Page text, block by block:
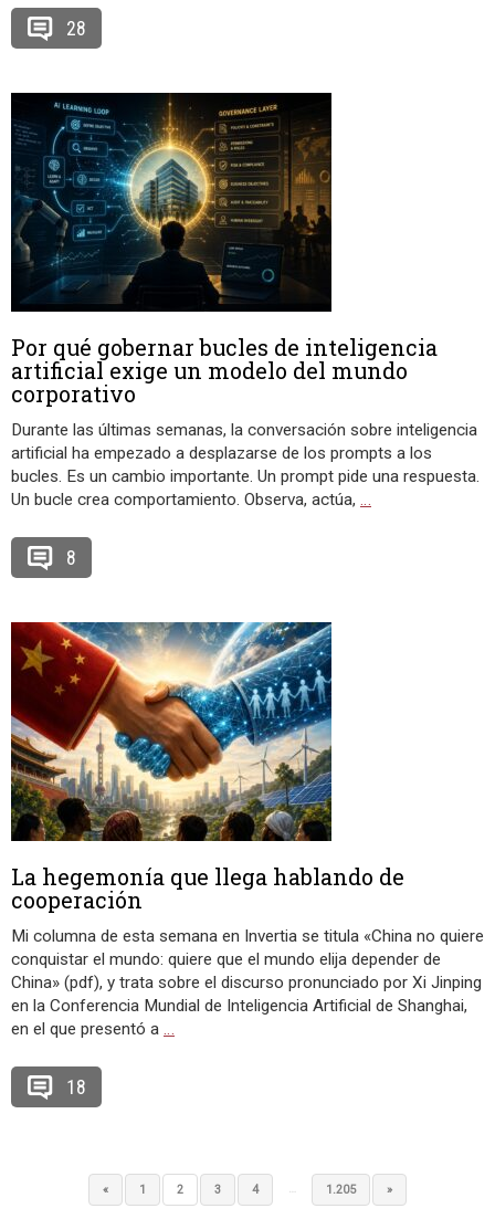
28
Por qué gobernar bucles de inteligencia
artificial exige un modelo del mundo
corporativo
Durante las últimas semanas, la conversación sobre inteligencia
artificial ha empezado a desplazarse de los prompts a los
bucles. Es un cambio importante. Un prompt pide una respuesta.
Un bucle crea comportamiento. Observa, actúa, …
8
La hegemonía que llega hablando de
cooperación
Mi columna de esta semana en Invertia se titula «China no quiere
conquistar el mundo: quiere que el mundo elija depender de
China» (pdf), y trata sobre el discurso pronunciado por Xi Jinping
en la Conferencia Mundial de Inteligencia Artificial de Shanghai,
en el que presentó a …
18
« 1 2 3 4 … 1.205 »